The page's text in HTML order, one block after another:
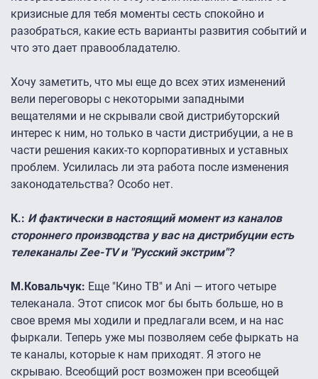
кризисные для тебя моменты сесть спокойно и
разобраться, какие есть варианты развития событий и
что это дает правообладателю.
Хочу заметить, что мы еще до всех этих изменений
вели переговоры с некоторыми западными
вещателями и не скрывали свой дистрибуторский
интерес к ним, но только в части дистрибуции, а не в
части решения каких-то корпоративных и уставных
проблем. Усилилась ли эта работа после изменения
законодательства? Особо нет.
К.: И фактически в настоящий момент из каналов
стороннего производства у вас на дистрибуции есть
телеканалы Zee-TV и "Русский экстрим"?
М.Ковальчук: Еще "Кино ТВ" и Ani — итого четыре
телеканала. Этот список мог бы быть больше, но в
свое время мы ходили и предлагали всем, и на нас
фыркали. Теперь уже мы позволяем себе фыркать на
те каналы, которые к нам приходят. Я этого не
скрываю. Всеобщий рост возможен при всеобщей